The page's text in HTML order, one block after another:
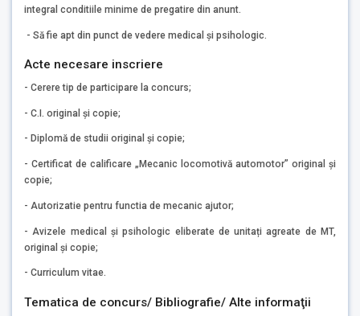
integral conditiile minime de pregatire din anunt.
- Să fie apt din punct de vedere medical și psihologic.
Acte necesare inscriere
- Cerere tip de participare la concurs;
- C.I. original şi copie;
- Diplomă de studii original şi copie;
- Certificat de calificare „Mecanic locomotivă automotor” original şi
copie;
- Autorizatie pentru functia de mecanic ajutor;
- Avizele medical și psihologic eliberate de unitați agreate de MT,
original și copie;
- Curriculum vitae.
Tematica de concurs/ Bibliografie/ Alte informaţii